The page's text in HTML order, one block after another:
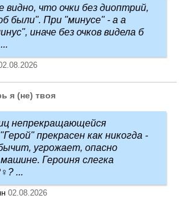
видно, что очки без диоптрий,
были". При "минусе" - а а
иначе без очков видела б
я (не) твоя
непрекращающейся
прекрасен как никогда -
угрожает, опасно
Героиня слегка
...
02.08.2026